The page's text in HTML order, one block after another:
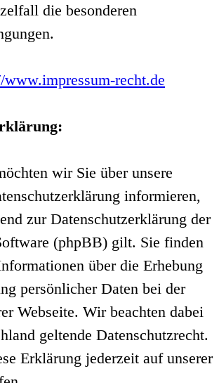
die besonderen
www.impressum-recht.de
wir Sie über unsere
informieren,
zur Datenschutzerklärung der
(phpBB) gilt. Sie finden
über die Erhebung
persönlicher Daten bei der
Webseite. Wir beachten dabei
geltende Datenschutzrecht.
Erklärung jederzeit auf unserer